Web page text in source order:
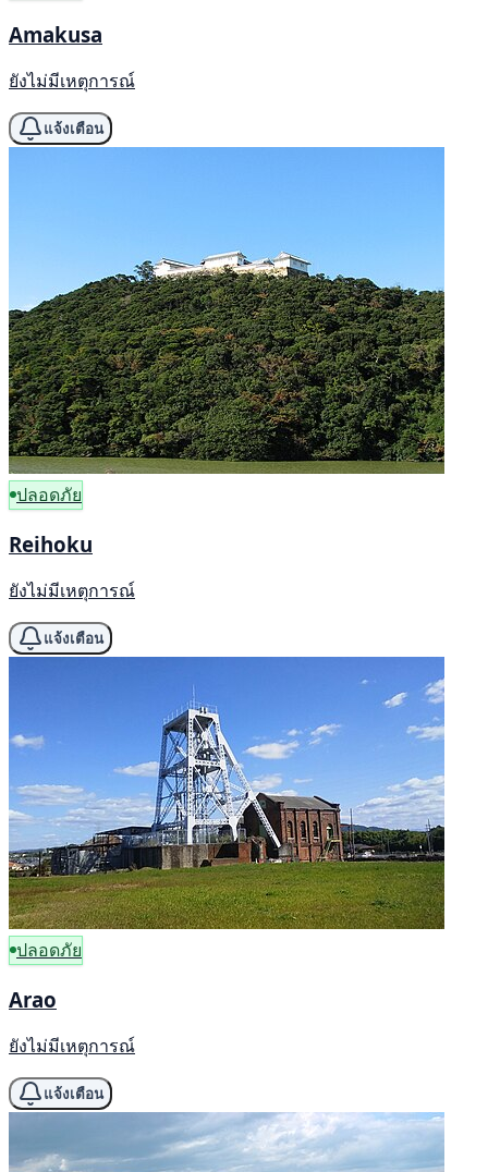
Amakusa
ยังไม่มีเหตุการณ์
แจ้งเตือน
ปลอดภัย
Reihoku
ยังไม่มีเหตุการณ์
แจ้งเตือน
ปลอดภัย
Arao
ยังไม่มีเหตุการณ์
แจ้งเตือน